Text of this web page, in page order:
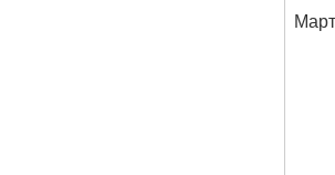
Март